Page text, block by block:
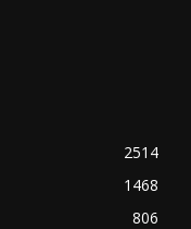
2514
1468
806